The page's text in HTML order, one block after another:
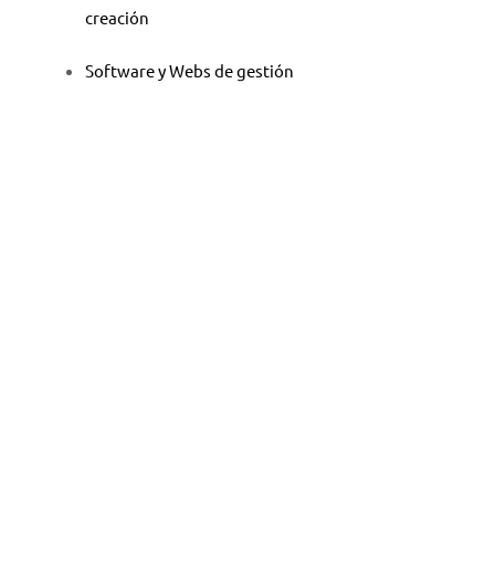
creación
Software y Webs de gestión